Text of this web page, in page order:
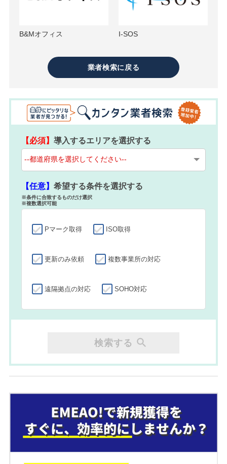
B&Mオフィス I-SOS
業者検索に戻る
【必須】導入するエリアを選択する
【任意】希望する条件を選択する
※条件に合致するものだけ選択
※複数選択可能
Pマーク取得 ISO取得
更新のみ依頼 複数事業所の対応
遠隔拠点の対応 SOHO対応
検索する